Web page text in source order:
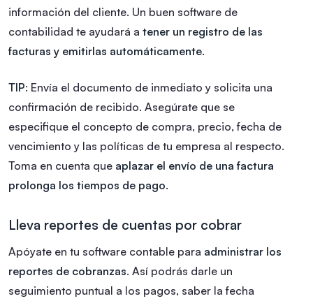
información del cliente. Un buen software de
contabilidad te ayudará a tener un registro de las
facturas y emitirlas automáticamente.
TIP: Envía el documento de inmediato y solicita una
confirmación de recibido. Asegúrate que se
especifique el concepto de compra, precio, fecha de
vencimiento y las políticas de tu empresa al respecto.
Toma en cuenta que aplazar el envío de una factura
prolonga los tiempos de pago.
Lleva reportes de cuentas por cobrar
Apóyate en tu software contable para administrar los
reportes de cobranzas. Así podrás darle un
seguimiento puntual a los pagos, saber la fecha